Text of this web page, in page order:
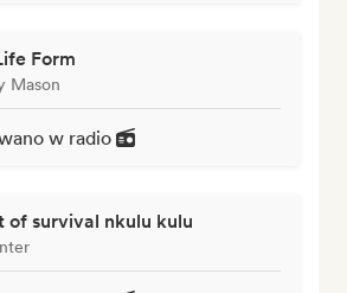
Form
Mason
w radio
of survival nkulu kulu